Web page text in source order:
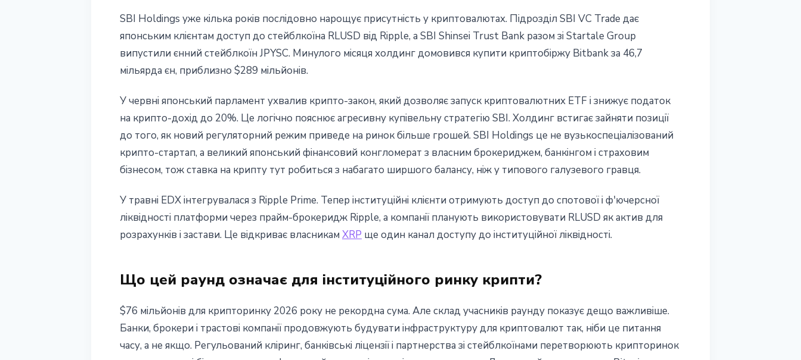
SBI Holdings уже кілька років послідовно нарощує присутність у криптовалютах. Підрозділ SBI VC Trade дає
японським клієнтам доступ до стейблкоїна RLUSD від Ripple, а SBI Shinsei Trust Bank разом зі Startale Group
випустили єнний стейблкоїн JPYSC. Минулого місяця холдинг домовився купити криптобіржу Bitbank за 46,7
мільярда єн, приблизно $289 мільйонів.
У червні японський парламент ухвалив крипто-закон, який дозволяє запуск криптовалютних ETF і знижує податок
на крипто-дохід до 20%. Це логічно пояснює агресивну купівельну стратегію SBI. Холдинг встигає зайняти позиції
до того, як новий регуляторний режим приведе на ринок більше грошей. SBI Holdings це не вузькоспеціалізований
крипто-стартап, а великий японський фінансовий конгломерат з власним брокериджем, банкінгом і страховим
бізнесом, тож ставка на крипту тут робиться з набагато ширшого балансу, ніж у типового галузевого гравця.
У травні EDX інтегрувалася з Ripple Prime. Тепер інституційні клієнти отримують доступ до спотової і ф'ючерсної
ліквідності платформи через прайм-брокеридж Ripple, а компанії планують використовувати RLUSD як актив для
розрахунків і застави. Це відкриває власникам XRP ще один канал доступу до інституційної ліквідності.
Що цей раунд означає для інституційного ринку крипти?
$76 мільйонів для крипторинку 2026 року не рекордна сума. Але склад учасників раунду показує дещо важливіше.
Банки, брокери і трастові компанії продовжують будувати інфраструктуру для криптовалют так, ніби це питання
часу, а не якщо. Регульований кліринг, банківські ліцензії і партнерства зі стейблкоїнами перетворюють крипторинок